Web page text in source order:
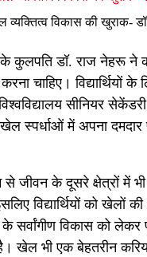
व्यक्तित्व विकास की खुराक-
के कुलपति डॉ. राज नेहरू ने
चाहिए। विद्यार्थियों
विश्वविद्यालय सीनियर
स्पर्धाओं में अपना दमदार
के दूसरे क्षेत्रों में भी
विद्यार्थियों को खेलों
के सर्वांगीण विकास
खेल भी एक बेहतरीन